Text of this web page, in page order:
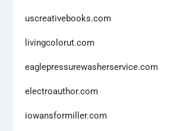
uscreativebooks.com
livingcolorut.com
eaglepressurewasherservice.com
electroauthor.com
iowansformiller.com